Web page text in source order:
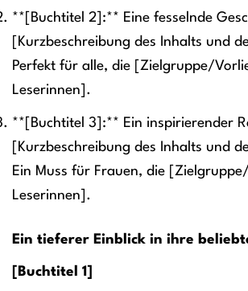
**[Buchtitel 2]:** Eine fesselnde
[Kurzbeschreibung des Inhalts und
Perfekt für alle, die [Zielgruppe/
Leserinnen].
**[Buchtitel 3]:** Ein inspirierender
[Kurzbeschreibung des Inhalts und
Ein Muss für Frauen, die
Leserinnen].
Ein tieferer Einblick in ihre
[Buchtitel 1]